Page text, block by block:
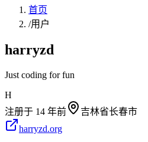
首页
/用户
harryzd
Just coding for fun
H
注册于 14 年前
吉林省长春市
harryzd.org